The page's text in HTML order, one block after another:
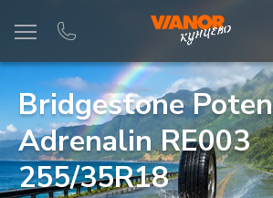
Bridgestone
Adrenalin RE003
255/35R18
Информация Фото товара